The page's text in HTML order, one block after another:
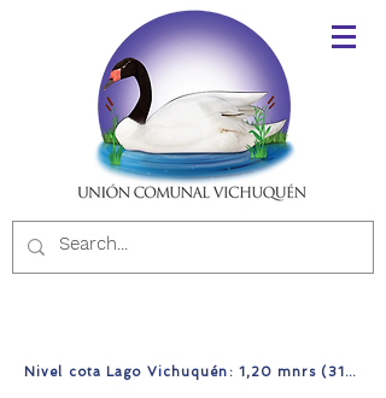
Nivel cota Lago Vichuquén: 1,20 mnrs (31/07/2026)